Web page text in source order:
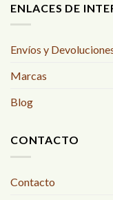
ENLACES DE
Envíos y
Marcas
Blog
CONTACTO
Contacto